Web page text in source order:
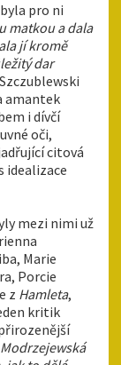
pro ni
matkou a dala
jí kromě
dar
amantek
i dívčí
oči,
citová
idealizace
mezi nimi už
Marie
Porcie
z Hamleta,
kritik